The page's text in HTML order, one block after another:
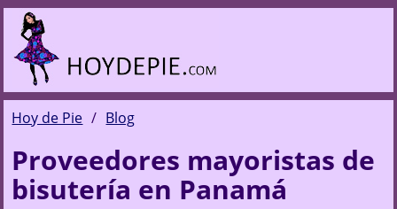
Hoy de Pie Blog
Proveedores mayoristas de
bisutería en Panamá